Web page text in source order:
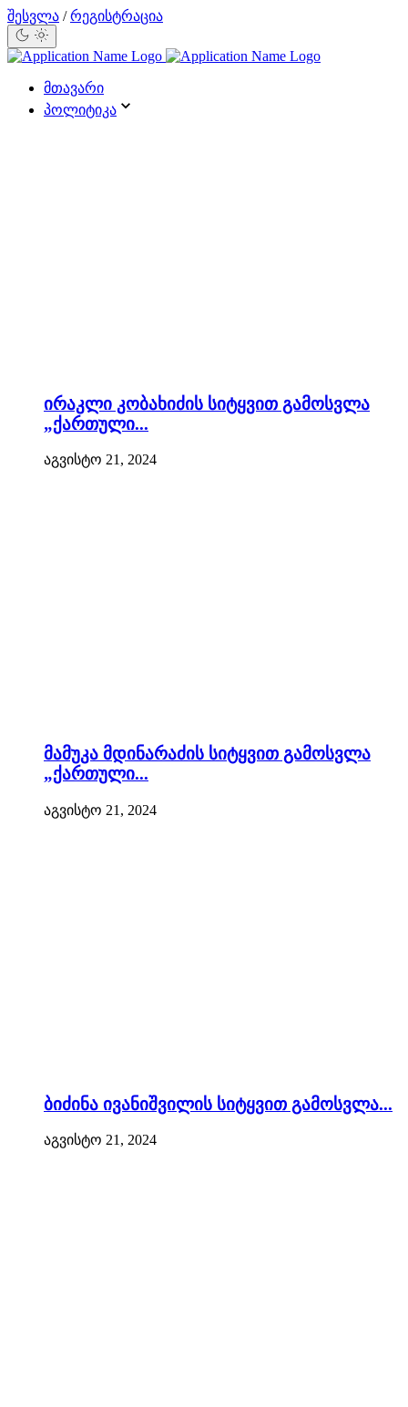
შესვლა / რეგისტრაცია
მთავარი
პოლიტიკა
ირაკლი კობახიძის სიტყვით გამოსვლა
„ქართული...
აგვისტო 21, 2024
მამუკა მდინარაძის სიტყვით გამოსვლა
„ქართული...
აგვისტო 21, 2024
ბიძინა ივანიშვილის სიტყვით გამოსვლა...
აგვისტო 21, 2024